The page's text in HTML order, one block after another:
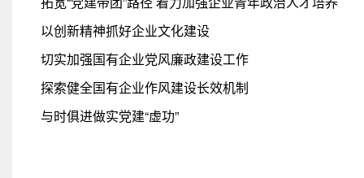
以创新精神抓好企业文化建设
切实加强国有企业党风廉政建设工作
探索健全国有企业作风建设长效机制
与时俱进做实党建“虚功”